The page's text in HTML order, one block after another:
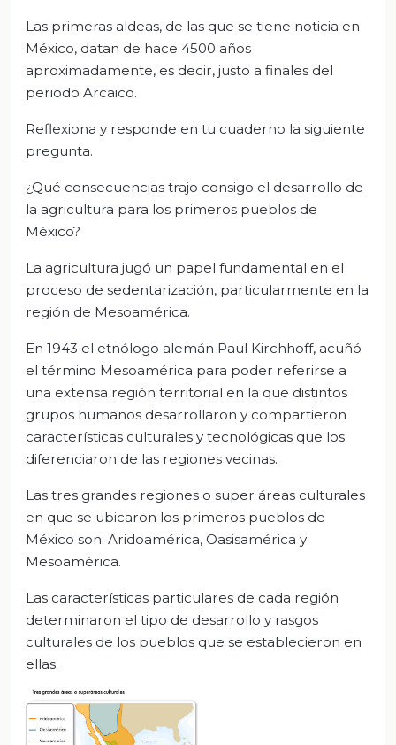
Las primeras aldeas, de las que se tiene noticia en
México, datan de hace 4500 años
aproximadamente, es decir, justo a finales del
periodo Arcaico.
Reflexiona y responde en tu cuaderno la siguiente
pregunta.
¿Qué consecuencias trajo consigo el desarrollo de
la agricultura para los primeros pueblos de
México?
La agricultura jugó un papel fundamental en el
proceso de sedentarización, particularmente en la
región de Mesoamérica.
En 1943 el etnólogo alemán Paul Kirchhoff, acuñó
el término Mesoamérica para poder referirse a
una extensa región territorial en la que distintos
grupos humanos desarrollaron y compartieron
características culturales y tecnológicas que los
diferenciaron de las regiones vecinas.
Las tres grandes regiones o super áreas culturales
en que se ubicaron los primeros pueblos de
México son: Aridoamérica, Oasisamérica y
Mesoamérica.
Las características particulares de cada región
determinaron el tipo de desarrollo y rasgos
culturales de los pueblos que se establecieron en
ellas.